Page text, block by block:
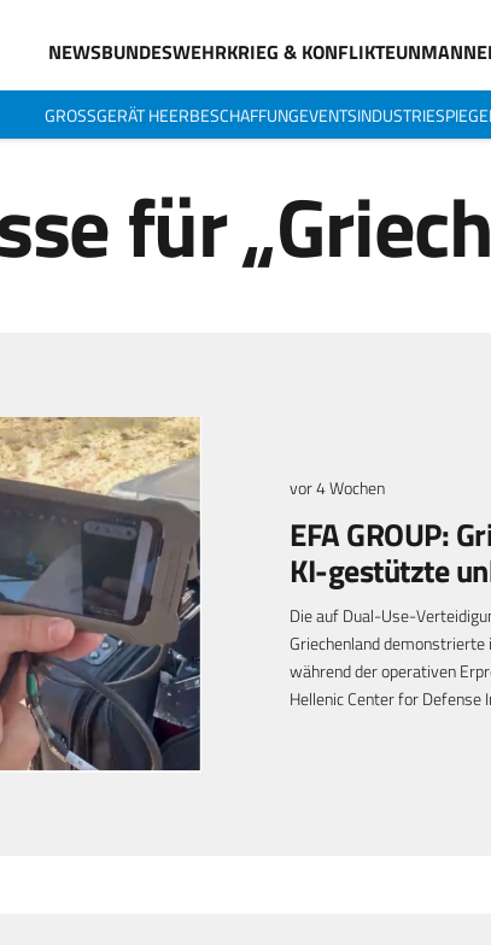
NEWSBUNDESWEHRKRIEG & KONFLIKTE
GROSSGERÄT HEERBESCHAFFUNGEVENTS
für
vor 4 Wochen
EFA GROUP:
KI-gestützte
Die auf Dual-Use-
Griechenland
während der operativen
Hellenic Center for Defense